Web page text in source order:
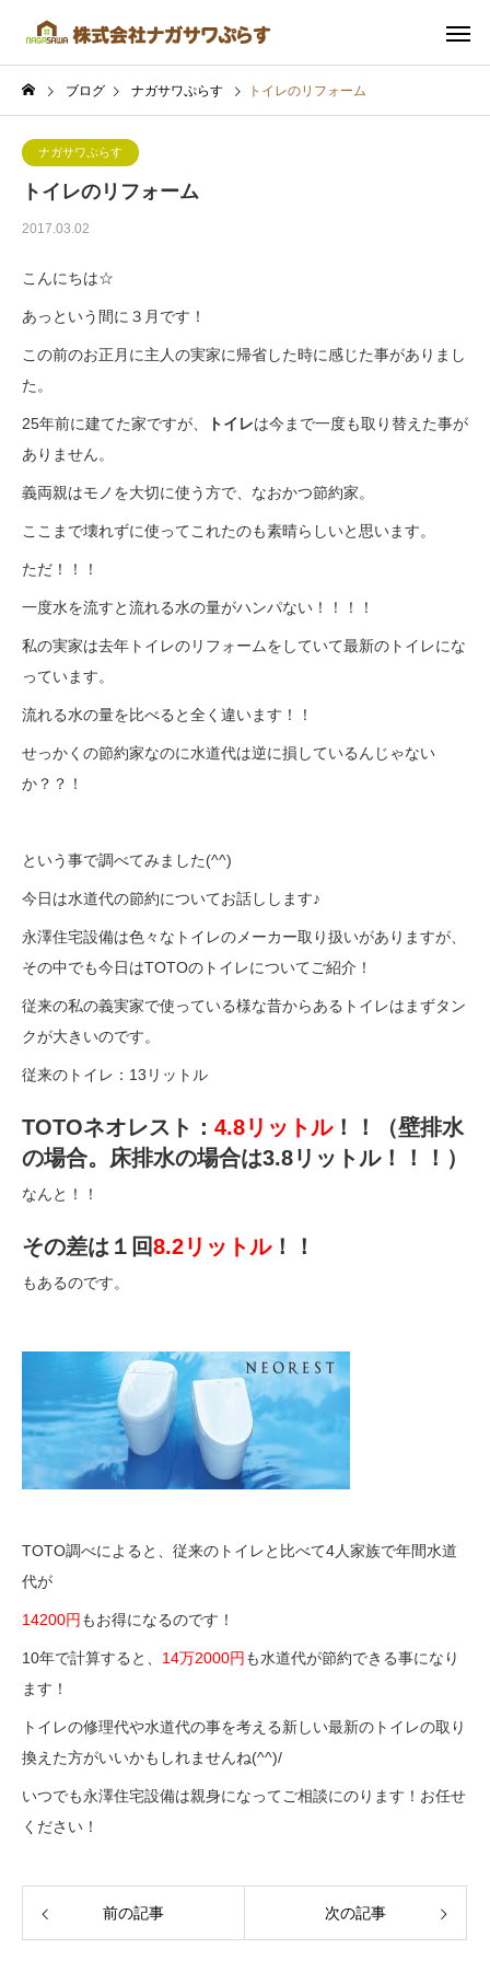
ブログ ナガサワぷらす トイレのリフォーム
ナガサワぷらす
トイレのリフォーム
2017.03.02
こんにちは☆
あっという間に３月です！
この前のお正月に主人の実家に帰省した時に感じた事がありまし
た。
25年前に建てた家ですが、 トイレは今まで一度も取り替えた事が
ありません。
義両親はモノを大切に使う方で、なおかつ節約家。
ここまで壊れずに使ってこれたのも素晴らしいと思います。
ただ！！！
一度水を流すと流れる水の量がハンパない！！！！
私の実家は去年トイレのリフォームをしていて最新のトイレにな
っています。
流れる水の量を比べると全く違います！！
せっかくの節約家なのに水道代は逆に損しているんじゃない
か？？！
という事で調べてみました(^^)
今日は水道代の節約についてお話しします♪
永澤住宅設備は色々なトイレのメーカー取り扱いがありますが、
その中でも今日はTOTOのトイレについてご紹介！
従来の私の義実家で使っている様な昔からあるトイレはまずタン
クが大きいのです。
従来のトイレ：13リットル
TOTOネオレスト： 4.8リットル！！（壁排水
の場合。床排水の場合は3.8リットル！！！）
なんと！！
その差は１回8.2リットル！！
もあるのです。
TOTO調べによると、従来のトイレと比べて4人家族で年間水道
代が
14200円 もお得になるのです！
10年で計算すると、 14万2000円 も水道代が節約できる事になり
ます！
トイレの修理代や水道代の事を考える新しい最新のトイレの取り
換えた方がいいかもしれませんね(^^)/
いつでも永澤住宅設備は親身になってご相談にのります！お任せ
ください！
前の記事 次の記事